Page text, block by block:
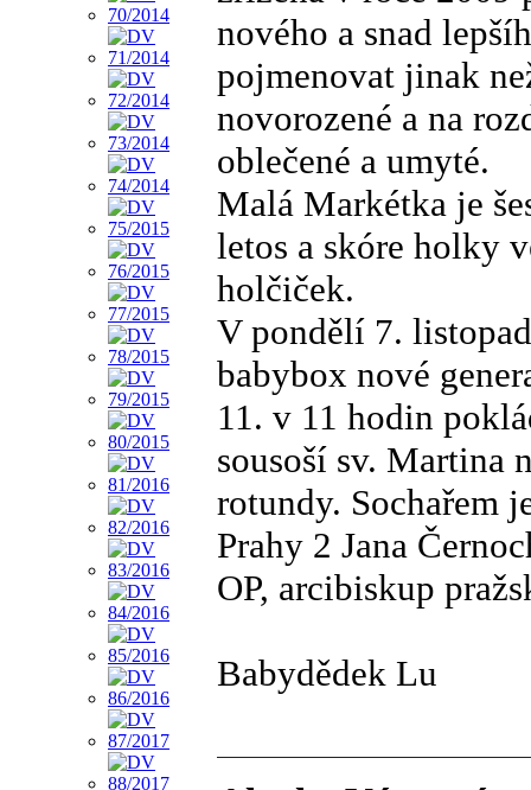
nového a snad
pojmenovat jinak
novorozené a na
oblečené a umyté.
Malá Markétka je
letos a skóre holky
holčiček.
V pondělí 7.
babybox nové
11. v 11 hodin
sousoší sv. Martina
rotundy. Sochařem
Prahy 2 Jana
OP, arcibiskup
Babydědek Lu